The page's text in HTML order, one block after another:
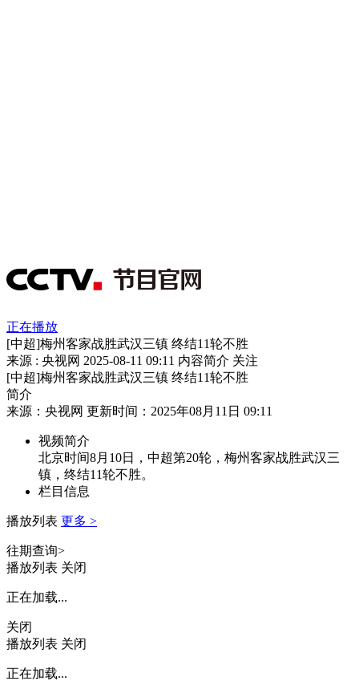
正在播放
[中超]梅州客家战胜武汉三镇 终结11轮不胜
来源 : 央视网 2025-08-11 09:11 内容简介 关注
[中超]梅州客家战胜武汉三镇 终结11轮不胜
简介
来源：央视网 更新时间：2025年08月11日 09:11
视频简介
北京时间8月10日，中超第20轮，梅州客家战胜武汉三
镇，终结11轮不胜。
栏目信息
播放列表 更多 >
往期查询>
播放列表 关闭
正在加载...
关闭
播放列表 关闭
正在加载...